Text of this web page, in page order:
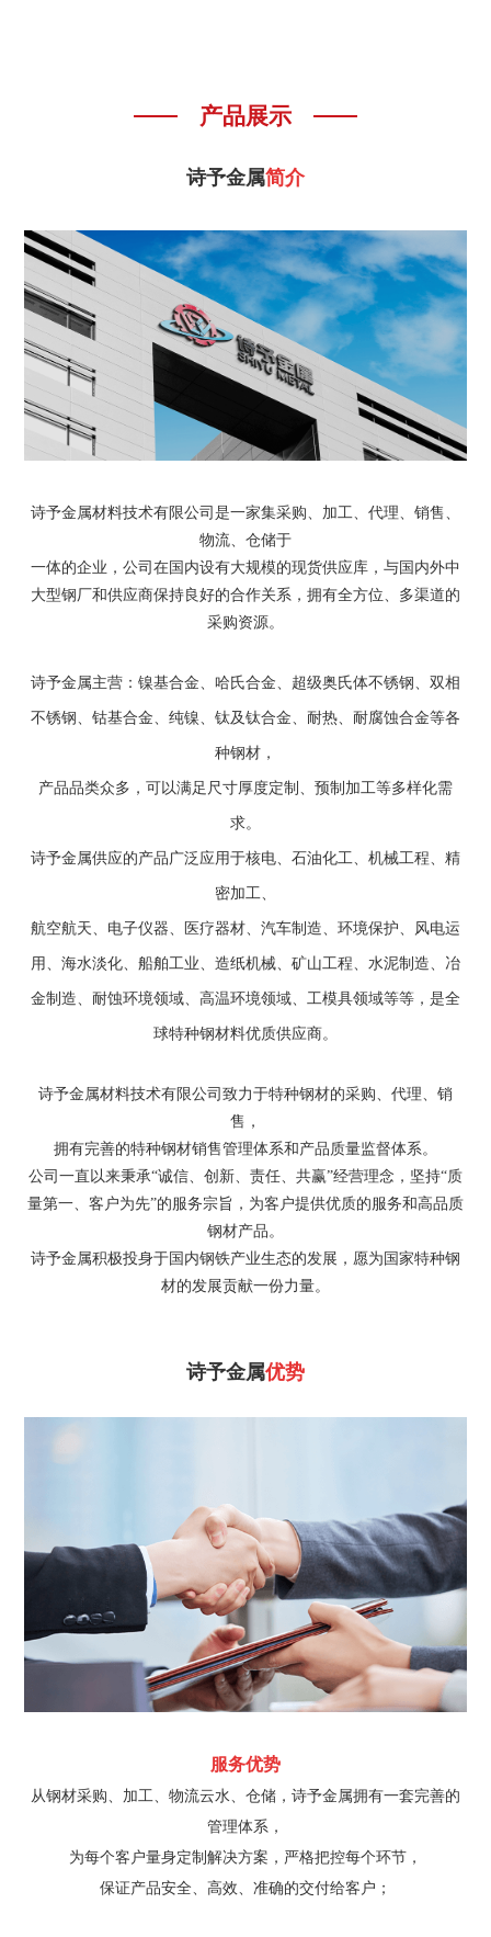
产品展示
诗予金属简介
诗予金属材料技术有限公司是一家集采购、加工、代理、销售、
物流、仓储于
一体的企业，公司在国内设有大规模的现货供应库，与国内外中
大型钢厂和供应商保持良好的合作关系，拥有全方位、多渠道的
采购资源。
诗予金属主营：镍基合金、哈氏合金、超级奥氏体不锈钢、双相
不锈钢、钴基合金、纯镍、钛及钛合金、耐热、耐腐蚀合金等各
种钢材，
产品品类众多，可以满足尺寸厚度定制、预制加工等多样化需
求。
诗予金属供应的产品广泛应用于核电、石油化工、机械工程、精
密加工、
航空航天、电子仪器、医疗器材、汽车制造、环境保护、风电运
用、海水淡化、船舶工业、造纸机械、矿山工程、水泥制造、冶
金制造、耐蚀环境领域、高温环境领域、工模具领域等等，是全
球特种钢材料优质供应商。
诗予金属材料技术有限公司致力于特种钢材的采购、代理、销
售，
拥有完善的特种钢材销售管理体系和产品质量监督体系。
公司一直以来秉承“诚信、创新、责任、共赢”经营理念，坚持“质
量第一、客户为先”的服务宗旨， 为客户提供优质的服务和高品质
钢材产品。
诗予金属积极投身于国内钢铁产业生态的发展，愿为国家特种钢
材的发展贡献一份力量。
诗予金属优势
服务优势
从钢材采购、加工、物流云水、仓储，诗予金属拥有一套完善的
管理体系，
为每个客户量身定制解决方案，严格把控每个环节，
保证产品安全、高效、准确的交付给客户；